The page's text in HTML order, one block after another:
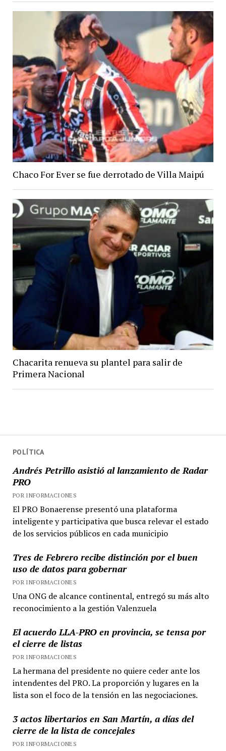
POLÍTICA
Andrés Petrillo asistió al lanzamiento de Radar
PRO
POR INFORMACIONES
El PRO Bonaerense presentó una plataforma
inteligente y participativa que busca relevar el estado
de los servicios públicos en cada municipio
Tres de Febrero recibe distinción por el buen
uso de datos para gobernar
POR INFORMACIONES
Una ONG de alcance continental, entregó su más alto
reconocimiento a la gestión Valenzuela
El acuerdo LLA-PRO en provincia, se tensa por
el cierre de listas
POR INFORMACIONES
La hermana del presidente no quiere ceder ante los
intendentes del PRO. La proporción y lugares en la
lista son el foco de la tensión en las negociaciones.
3 actos libertarios en San Martín, a días del
cierre de la lista de concejales
POR INFORMACIONES
Chaco For Ever se fue derrotado de Villa Maipú
Chacarita renueva su plantel para salir de
Primera Nacional